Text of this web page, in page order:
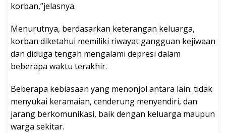
korban,”jelasnya.
Menurutnya, berdasarkan keterangan keluarga,
korban diketahui memiliki riwayat gangguan kejiwaan
dan diduga tengah mengalami depresi dalam
beberapa waktu terakhir.
Beberapa kebiasaan yang menonjol antara lain: tidak
menyukai keramaian, cenderung menyendiri, dan
jarang berkomunikasi, baik dengan keluarga maupun
warga sekitar.